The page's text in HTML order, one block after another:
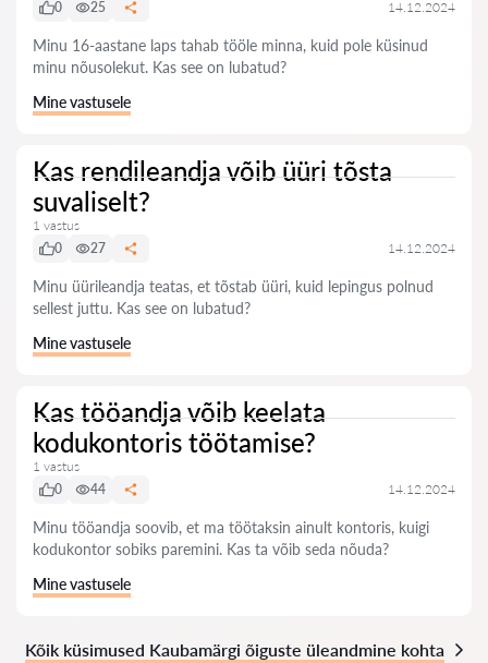
0
25 14.12.2024
Minu 16-aastane laps tahab tööle minna, kuid pole küsinud
minu nõusolekut. Kas see on lubatud?
Mine vastusele
Kas rendileandja võib üüri tõsta
suvaliselt?
1 vastus
0
27 14.12.2024
Minu üürileandja teatas, et tõstab üüri, kuid lepingus polnud
sellest juttu. Kas see on lubatud?
Mine vastusele
Kas tööandja võib keelata
kodukontoris töötamise?
1 vastus
0
44 14.12.2024
Minu tööandja soovib, et ma töötaksin ainult kontoris, kuigi
kodukontor sobiks paremini. Kas ta võib seda nõuda?
Mine vastusele
Kõik küsimused Kaubamärgi õiguste üleandmine kohta